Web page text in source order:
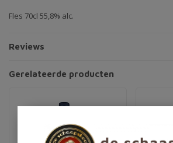
Fles 70cl 55,8% alc.
Reviews
Gerelateerde producten